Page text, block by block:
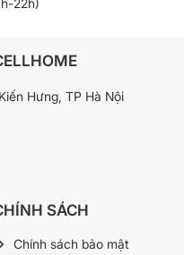
22h)
Hưng, TP Hà Nội
SÁCH
Chính sách bảo mật